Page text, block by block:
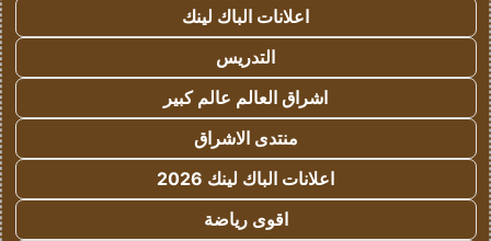
اعلانات الباك لينك
التدريس
اشراق العالم عالم كبير
منتدى الاشراق
اعلانات الباك لينك 2026
اقوى رياضة